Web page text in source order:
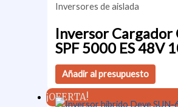
Inversores de aislada
Inversor
SPF 5000 ES 48V
Añadir al presupuesto
¡OFERTA!